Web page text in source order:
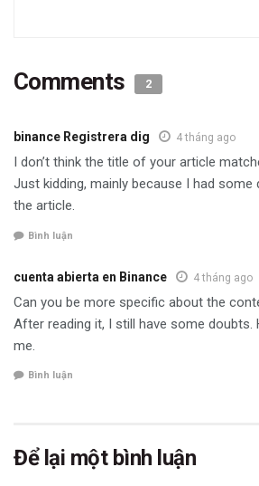
Comments 2
binance Registrera dig 4 tháng ago
I don’t think the title of your article
Just kidding, mainly because I had
the article.
Bình luận
cuenta abierta en Binance 4 tháng ago
Can you be more specific about the
After reading it, I still have some doubts.
me.
Bình luận
Để lại một bình luận